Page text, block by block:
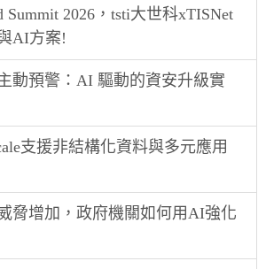
Summit 2026，tsti大世科xTISNet
AI方案!
動預警：AI 驅動的資安升級實
支援非結構化資料與多元應用
脅增加，政府機關如何用AI強化